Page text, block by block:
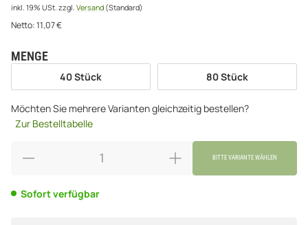
inkl. 19% USt. zzgl. Versand (Standard)
Netto:11,07€
MENGE
40 Stück
40 Stück 80 Stück
80 Stück
Möchten Sie mehrere Varianten gleichzeitig bestellen?
Zur Bestelltabelle
BITTE VARIANTE WÄHLEN
Sofort verfügbar